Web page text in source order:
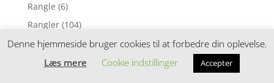
Rangle (6)
Rangler (104)
Regnslag (2)
Regntøj (8)
Denne hjemmeside bruger cookies til at forbedre din oplevelse.
Læs mere
Cookie indstillinger Accepter